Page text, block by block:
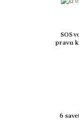
SOS
pravu
6